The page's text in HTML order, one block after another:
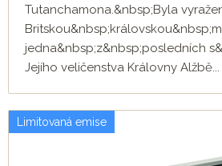
Tutanchamona.&nbsp;Byla
jedna&nbsp;z&nbsp;posledních
Jejího veličenstva Královny Alžbě...
Limitovaná emise